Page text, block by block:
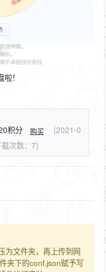
！
积分 购买
(2021-0
次数：7)
为文件夹，再上传到网
夹下的conf.json赋予写